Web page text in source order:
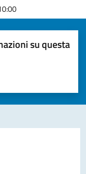
su questa
5 stelle)la chiarezza delle